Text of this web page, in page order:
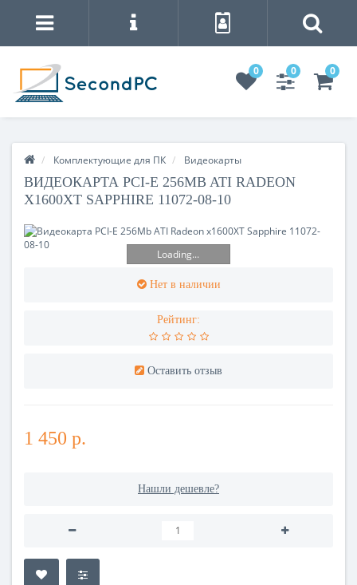
0 0 0
Комплектующие для ПК Видеокарты
ВИДЕОКАРТА PCI-E 256MB ATI RADEON
X1600XT SAPPHIRE 11072-08-10
Loading...
Нет в наличии
Рейтинг:
Оставить отзыв
1 450 р.
Нашли дешевле?